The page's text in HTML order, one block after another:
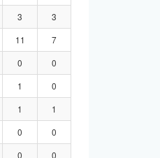
3
3
11
7
0
0
1
0
1
1
0
0
0
0